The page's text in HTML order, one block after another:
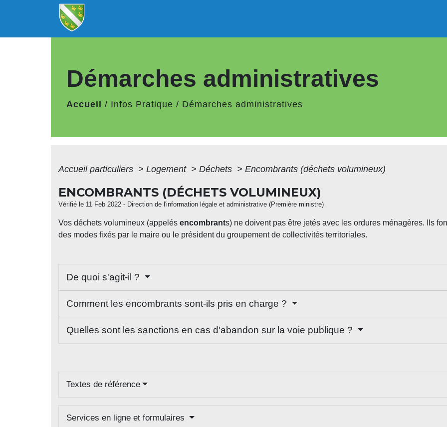
Démarches administratives
Accueil / Infos Pratique / Démarches administratives
Accueil particuliers > Logement > Déchets > Encombrants (déchets volumineux)
ENCOMBRANTS (DÉCHETS VOLUMINEUX)
Vérifié le 11 Feb 2022 - Direction de l'information légale et administrative (Première ministre)
Vos déchets volumineux (appelés encombrants) ne doivent pas être jetés avec les ordures ménagères. Ils
des modes fixés par le maire ou le président du groupement de collectivités territoriales.
De quoi s'agit-il ?
Comment les encombrants sont-ils pris en charge ?
Quelles sont les sanctions en cas d'abandon sur la voie publique ?
Textes de référence
Services en ligne et formulaires